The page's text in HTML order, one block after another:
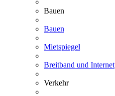
Bauen
Bauen
Mietspiegel
Breitband und Internet
Verkehr